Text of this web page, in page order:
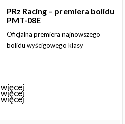
PRz Racing – premiera bolidu
PMT-08E
Oficjalna premiera najnowszego
bolidu wyścigowego klasy
więcej
więcej
więcej